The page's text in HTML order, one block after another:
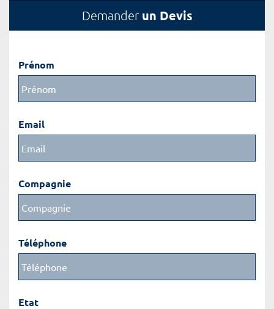
Demander un Devis
Prénom
Email
Compagnie
Téléphone
Etat